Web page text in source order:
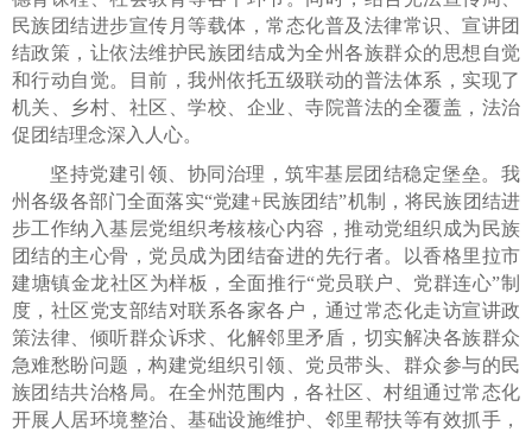
民族团结进步宣传月等载体，常态化普及法律常识、宣讲团
结政策，让依法维护民族团结成为全州各族群众的思想自觉
和行动自觉。目前，我州依托五级联动的普法体系，实现了
机关、乡村、社区、学校、企业、寺院普法的全覆盖，法治
促团结理念深入人心。
坚持党建引领、协同治理，筑牢基层团结稳定堡垒。我
州各级各部门全面落实“党建+民族团结”机制，将民族团结进
步工作纳入基层党组织考核核心内容，推动党组织成为民族
团结的主心骨，党员成为团结奋进的先行者。以香格里拉市
建塘镇金龙社区为样板，全面推行“党员联户、党群连心”制
度，社区党支部结对联系各家各户，通过常态化走访宣讲政
策法律、倾听群众诉求、化解邻里矛盾，切实解决各族群众
急难愁盼问题，构建党组织引领、党员带头、群众参与的民
族团结共治格局。在全州范围内，各社区、村组通过常态化
开展人居环境整治、基础设施维护、邻里帮扶等有效抓手，